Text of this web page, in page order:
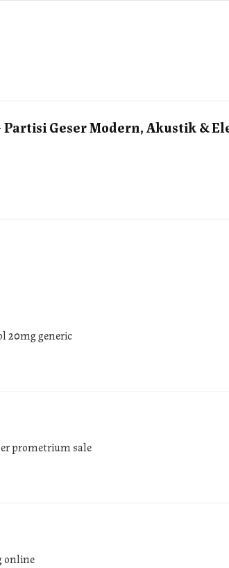
Geser Modern, Akustik &
20mg generic
prometrium sale
online